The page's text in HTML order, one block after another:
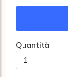
Quantità